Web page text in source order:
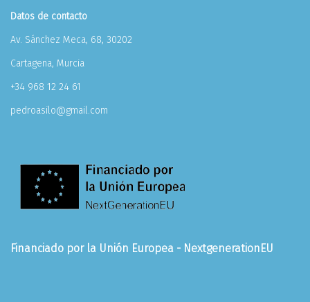
Datos de contacto
Av. Sánchez Meca, 68, 30202
Cartagena, Murcia
+34 968 12 24 61
pedroasilo@gmail.com
Financiado por la Unión Europea - NextgenerationEU